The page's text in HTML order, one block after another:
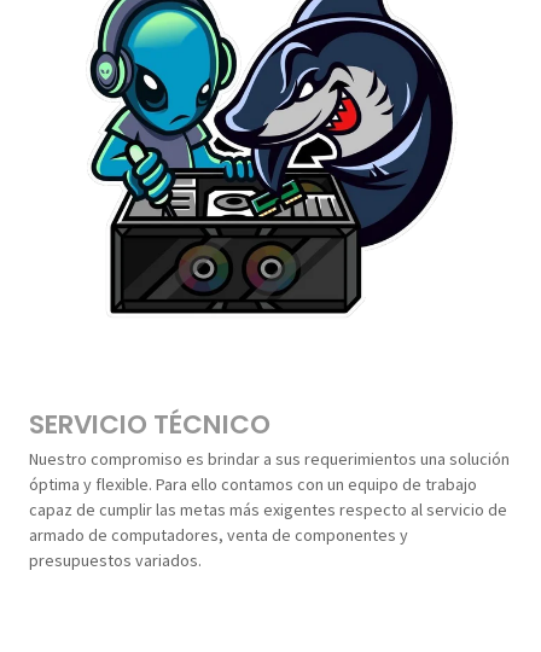
SERVICIO TÉCNICO
Nuestro compromiso es brindar a sus requerimientos una solución
óptima y flexible. Para ello contamos con un equipo de trabajo
capaz de cumplir las metas más exigentes respecto al servicio de
armado de computadores, venta de componentes y
presupuestos variados.